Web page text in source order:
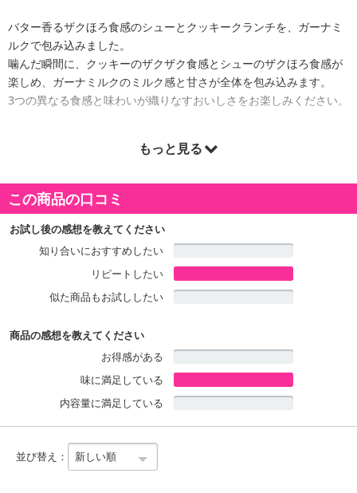
バター香るザクほろ食感のシューとクッキークランチを、ガーナミ
ルクで包み込みました。
噛んだ瞬間に、クッキーのザクザク食感とシューのザクほろ食感が
楽しめ、ガーナミルクのミルク感と甘さが全体を包み込みます。
3つの異なる食感と味わいが織りなすおいしさをお楽しみください。
もっと見る
この商品の口コミ
お試し後の感想を教えてください
知り合いにおすすめしたい
リピートしたい
似た商品もお試ししたい
商品の感想を教えてください
お得感がある
味に満足している
内容量に満足している
並び替え：